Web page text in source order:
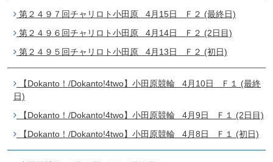
第２４９７回チャリロト小田原 4月15日 Ｆ２ (最終日)
第２４９６回チャリロト小田原 4月14日 Ｆ２ (2日目)
第２４９５回チャリロト小田原 4月13日 Ｆ２ (初日)
【Dokanto！/Dokanto!4two】小田原競輪 4月10日 Ｆ１ (最終
日)
【Dokanto！/Dokanto!4two】小田原競輪 4月9日 Ｆ１ (2日目)
【Dokanto！/Dokanto!4two】小田原競輪 4月8日 Ｆ１ (初日)